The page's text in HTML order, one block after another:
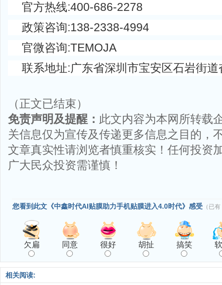
官方热线:400-686-2278
政策咨询:138-2338-4994
官微咨询:TEMOJA
联系地址:广东省深圳市宝安区石岩街
（正文已结束）
免责声明及提醒： 此文内容为本网所转载
关信息仅为宣传及传递更多信息之目的，
文章真实性请浏览者慎重核实！任何投资
广大民众投资需谨慎！
您看到此文《中鑫时代AI贴膜助力手机贴膜进入4.0时代》感受 （已有
欠扁 同意 很好 胡扯 搞笑
相关阅读: